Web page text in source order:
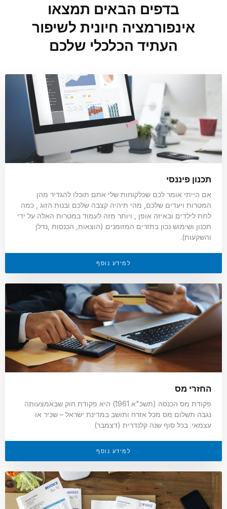
בדפים הבאים תמצאו
אינפורמציה חיונית לשיפור
העתיד הכלכלי שלכם
תכנון פיננסי
אם הייתי אומר לכם שכלקוחות שלי אתם תוכלו להגדיר מהן
המטרות ויעדים שלכם, מהי תיהיה קצבה שלכם ובנות הזוג , כמה
לתת לילדים ובאיזה אופן , ויותר מזה לעמוד במטרות האלה על ידי
תכנון ושימוש נכון בתזרים המזומנים (הוצאות, הכנסות ,נדלן
והשקעות).
למידע נוסף
החזרי מס
פקודת מס הכנסה (תשכ"א 1961) היא פקודת חוק שבאמצעותה
נגבה תשלום מס מכל אזרח ותושב במדינת ישראל – שכיר או
עצמאי. בכל סוף שנה קלנדרית (דצמבר)
למידע נוסף